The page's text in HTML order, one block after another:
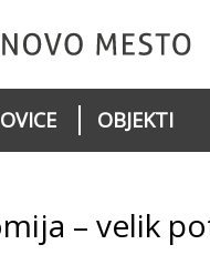
OBJEKTI
– velik